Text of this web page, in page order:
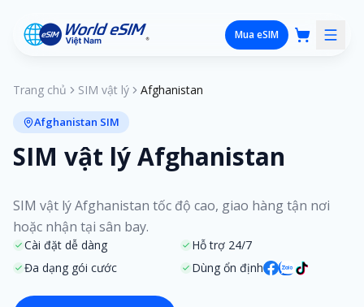
Mua eSIM
Trang chủ SIM vật lý Afghanistan
Afghanistan SIM
SIM vật lý Afghanistan
SIM vật lý Afghanistan tốc độ cao, giao hàng tận nơi
hoặc nhận tại sân bay.
Cài đặt dễ dàng
Hỗ trợ 24/7
Đa dạng gói cước
Dùng ổn định